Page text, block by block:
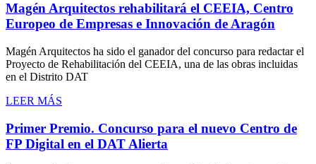
Magén Arquitectos rehabilitará el CEEIA, Centro
Europeo de Empresas e Innovación de Aragón
Magén Arquitectos ha sido el ganador del concurso para redactar el
Proyecto de Rehabilitación del CEEIA, una de las obras incluidas
en el Distrito DAT
LEER MÁS
Primer Premio. Concurso para el nuevo Centro de
FP Digital en el DAT Alierta